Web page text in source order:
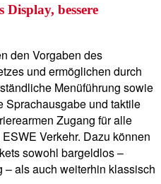
Display, bessere
den Vorgaben des
und ermöglichen durch
Menüführung sowie
Sprachausgabe und taktile
Zugang für alle
Verkehr. Dazu können
sowohl bargeldlos –
als auch weiterhin klassisch